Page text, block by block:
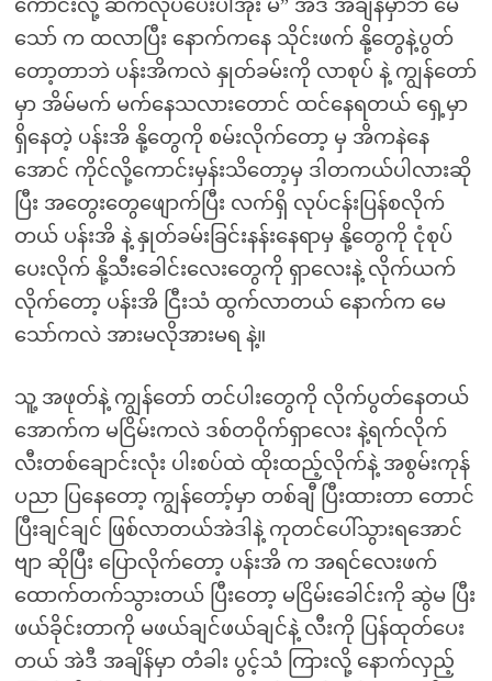
ကောင်းလို့ ဆက်လုပ်ပေးပါအုံး မ” အဲဒီ အချိန်မှာဘဲ မေ
သော် က ထလာပြီး နောက်ကနေ သိုင်းဖက် နို့တွေနဲ့ပွတ်
တော့တာဘဲ ပန်းအိကလဲ နှုတ်ခမ်းကို လာစုပ် နဲ့ ကျွန်တော်
မှာ အိမ်မက် မက်နေသလားတောင် ထင်နေရတယ် ရှေ့မှာ
ရှိနေတဲ့ ပန်းအိ နို့တွေကို စမ်းလိုက်တော့ မှ အိကနဲနေ
အောင် ကိုင်လို့ကောင်းမှန်းသိတော့မှ ဒါတကယ်ပါလားဆို
ပြီး အတွေးတွေဖျောက်ပြီး လက်ရှိ လုပ်ငန်းပြန်စလိုက်
တယ် ပန်းအိ နဲ့ နှုတ်ခမ်းခြင်းနန်းနေရာမှ နို့တွေကို ငုံစုပ်
ပေးလိုက် နို့သီးခေါင်းလေးတွေကို ရှာလေးနဲ့ လိုက်ယက်
လိုက်တော့ ပန်းအိ ငြီးသံ ထွက်လာတယ် နောက်က မေ
သော်ကလဲ အားမလိုအားမရ နဲ့။
သူ့ အဖုတ်နဲ့ ကျွန်တော် တင်ပါးတွေကို လိုက်ပွတ်နေတယ်
အောက်က မငြိမ်းကလဲ ဒစ်တဝိုက်ရှာလေး နဲ့ရက်လိုက်
လီးတစ်ချောင်းလုံး ပါးစပ်ထဲ ထိုးထည့်လိုက်နဲ့ အစွမ်းကုန်
ပညာ ပြနေတော့ ကျွန်တော့်မှာ တစ်ချီ ပြီးထားတာ တောင်
ပြီးချင်ချင် ဖြစ်လာတယ်အဲဒါနဲ့ ကုတင်ပေါ်သွားရအောင်
ဗျာ ဆိုပြီး ပြောလိုက်တော့ ပန်းအိ က အရင်လေးဖက်
ထောက်တက်သွားတယ် ပြီးတော့ မငြိမ်းခေါင်းကို ဆွဲမ ပြီး
ဖယ်ခိုင်းတာကို မဖယ်ချင်ဖယ်ချင်နဲ့ လီးကို ပြန်ထုတ်ပေး
တယ် အဲဒီ အချိန်မှာ တံခါး ပွင့်သံ ကြားလို့ နောက်လှည့်